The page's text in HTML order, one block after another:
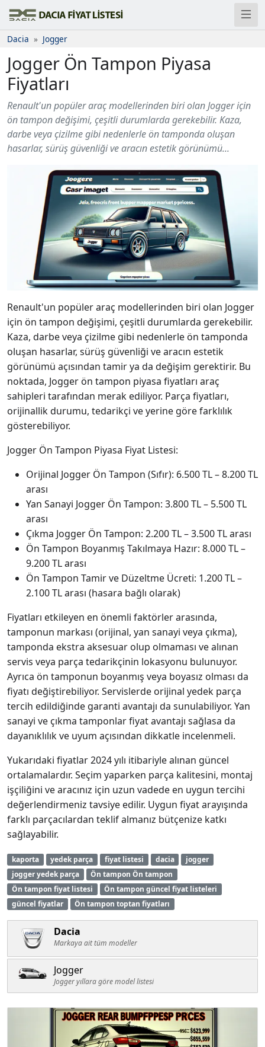
Dacia Jogger
Jogger Ön Tampon Piyasa
Fiyatları
Renault'un popüler araç modellerinden biri olan Jogger için
ön tampon değişimi, çeşitli durumlarda gerekebilir. Kaza,
darbe veya çizilme gibi nedenlerle ön tamponda oluşan
hasarlar, sürüş güvenliği ve aracın estetik görünümü...
Renault'un popüler araç modellerinden biri olan Jogger
için ön tampon değişimi, çeşitli durumlarda gerekebilir.
Kaza, darbe veya çizilme gibi nedenlerle ön tamponda
oluşan hasarlar, sürüş güvenliği ve aracın estetik
görünümü açısından tamir ya da değişim gerektirir. Bu
noktada, Jogger ön tampon piyasa fiyatları araç
sahipleri tarafından merak ediliyor. Parça fiyatları,
orijinallik durumu, tedarikçi ve yerine göre farklılık
gösterebiliyor.
Jogger Ön Tampon Piyasa Fiyat Listesi:
Orijinal Jogger Ön Tampon (Sıfır): 6.500 TL – 8.200 TL
arası
Yan Sanayi Jogger Ön Tampon: 3.800 TL – 5.500 TL
arası
Çıkma Jogger Ön Tampon: 2.200 TL – 3.500 TL arası
Ön Tampon Boyanmış Takılmaya Hazır: 8.000 TL –
9.200 TL arası
Ön Tampon Tamir ve Düzeltme Ücreti: 1.200 TL –
2.100 TL arası (hasara bağlı olarak)
Fiyatları etkileyen en önemli faktörler arasında,
tamponun markası (orijinal, yan sanayi veya çıkma),
tamponda ekstra aksesuar olup olmaması ve alınan
servis veya parça tedarikçinin lokasyonu bulunuyor.
Ayrıca ön tamponun boyanmış veya boyasız olması da
fiyatı değiştirebiliyor. Servislerde orijinal yedek parça
tercih edildiğinde garanti avantajı da sunulabiliyor. Yan
sanayi ve çıkma tamponlar fiyat avantajı sağlasa da
dayanıklılık ve uyum açısından dikkatle incelenmeli.
Yukarıdaki fiyatlar 2024 yılı itibariyle alınan güncel
ortalamalardır. Seçim yaparken parça kalitesini, montaj
işçiliğini ve aracınız için uzun vadede en uygun tercihi
değerlendirmeniz tavsiye edilir. Uygun fiyat arayışında
farklı parçacılardan teklif almanız bütçenize katkı
sağlayabilir.
kaporta yedek parça fiyat listesi dacia
jogger
jogger yedek parça
Ön tampon Ön tampon
Ön tampon fiyat listesi
Ön tampon güncel fiyat listeleri
güncel fiyatlar
Ön tampon toptan fiyatları
Dacia
Markaya ait tüm modeller
Jogger
Jogger yıllara göre model listesi